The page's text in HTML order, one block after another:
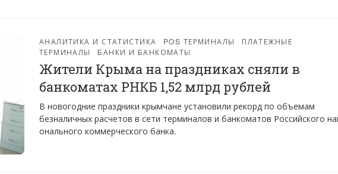
АНАЛИТИКА И СТАТИСТИКА POS ТЕРМИНАЛЫ
ПЛАТЕЖНЫЕ
ТЕРМИНАЛЫ
БАНКИ И БАНКОМАТЫ
Жители Крыма на праздниках сняли в
банкоматах РНКБ 1,52 млрд рублей
В новогодние праздники крымчане установили рекорд по объемам
безналичных расчетов в сети терминалов и банкоматов Российского
о­наль­ного ком­мер­чес­кого банка.